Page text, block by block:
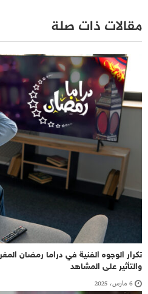
مقالات ذات صلة
تكرار الوجوه الفنية في دراما رمضان
والتأثير على المشاهد
6 مارس، 2025